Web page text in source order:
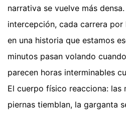
narrativa se vuelve más
intercepción, cada carrera por
en una historia que estamos
minutos pasan volando
parecen horas interminables
El cuerpo físico reacciona: las
piernas tiemblan, la garganta